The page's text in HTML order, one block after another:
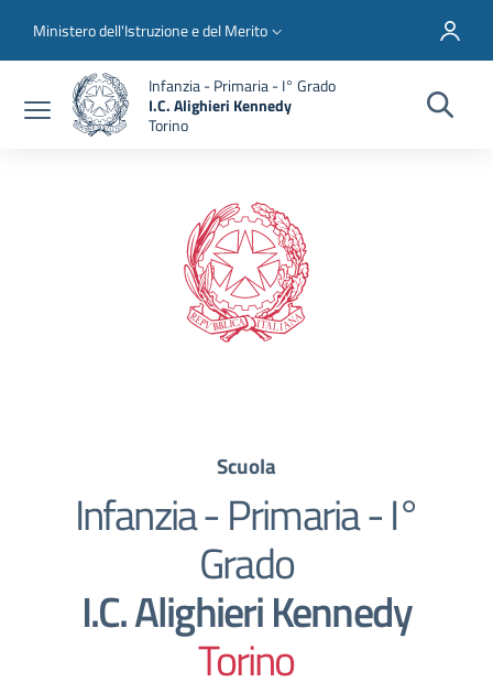
Slim top
Ministero dell'Istruzione e del Merito
Infanzia - Primaria - I° Grado
I.C. Alighieri Kennedy
Torino
Scuola
Infanzia - Primaria - I°
Grado
I.C. Alighieri Kennedy
Torino